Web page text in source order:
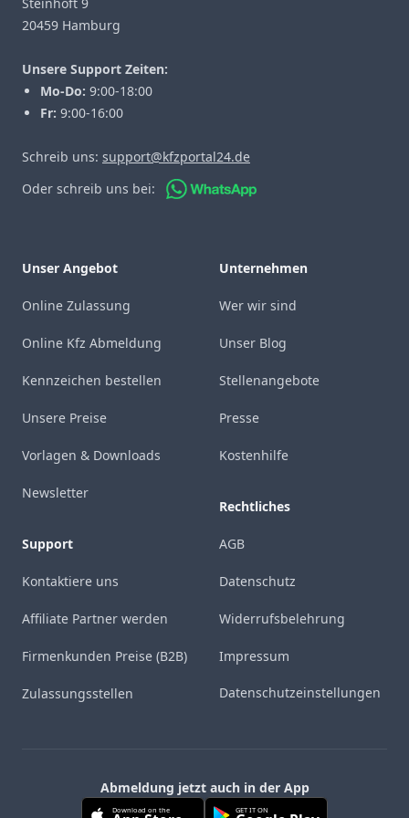
20459 Hamburg
Unsere Support Zeiten:
Mo-Do: 9:00-18:00
Fr: 9:00-16:00
Schreib uns: support@kfzportal24.de
Oder schreib uns bei:
Unser Angebot
Online Zulassung
Online Kfz Abmeldung
Kennzeichen bestellen
Unsere Preise
Vorlagen & Downloads
Newsletter
Support
Kontaktiere uns
Affiliate Partner werden
Firmenkunden Preise (B2B)
Zulassungsstellen
Unternehmen
Wer wir sind
Unser Blog
Stellenangebote
Presse
Kostenhilfe
Rechtliches
AGB
Datenschutz
Widerrufsbelehrung
Impressum
Datenschutzeinstellungen
Abmeldung jetzt auch in der App
Download on the GET IT ON